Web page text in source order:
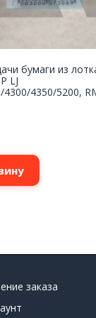
бумаги из
LJ
4300/4350/5200,
заказа